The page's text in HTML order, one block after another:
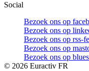
Social
Bezoek ons op
Bezoek ons op
Bezoek ons op rss-
Bezoek ons op
Bezoek ons op
© 2026 Euractiv FR